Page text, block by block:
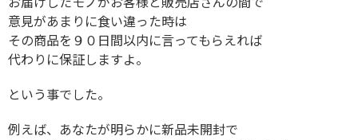
意見があまりに食い違った時は
その商品を９０日間以内に言ってもらえれば
代わりに保証しますよ。
という事でした。
例えば、あなたが明らかに新品未開封で